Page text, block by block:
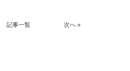
記事一覧 次へ »